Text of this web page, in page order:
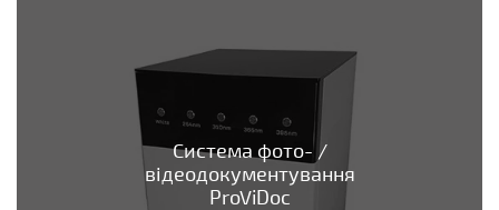
Система фото- /
відеодокументування
ProViDoc